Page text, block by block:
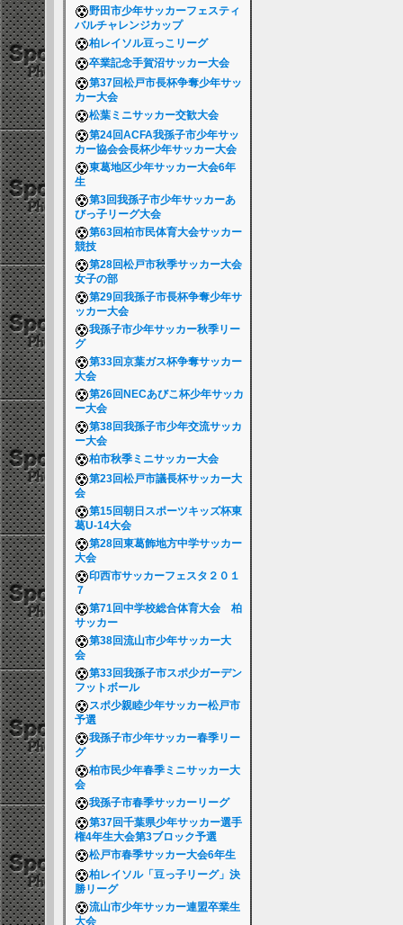
野田市少年サッカーフェスティ
バルチャレンジカップ
柏レイソル豆っこリーグ
卒業記念手賀沼サッカー大会
第37回松戸市長杯争奪少年サッ
カー大会
松葉ミニサッカー交歓大会
第24回ACFA我孫子市少年サッ
カー協会会長杯少年サッカー大会
東葛地区少年サッカー大会6年
生
第3回我孫子市少年サッカーあ
びっ子リーグ大会
第63回柏市民体育大会サッカー
競技
第28回松戸市秋季サッカー大会
女子の部
第29回我孫子市長杯争奪少年サ
ッカー大会
我孫子市少年サッカー秋季リー
グ
第33回京葉ガス杯争奪サッカー
大会
第26回NECあびこ杯少年サッカ
ー大会
第38回我孫子市少年交流サッカ
ー大会
柏市秋季ミニサッカー大会
第23回松戸市議長杯サッカー大
会
第15回朝日スポーツキッズ杯東
葛U-14大会
第28回東葛飾地方中学サッカー
大会
印西市サッカーフェスタ２０１
７
第71回中学校総合体育大会 柏
サッカー
第38回流山市少年サッカー大
会
第33回我孫子市スポ少ガーデン
フットボール
スポ少親睦少年サッカー松戸市
予選
我孫子市少年サッカー春季リー
グ
柏市民少年春季ミニサッカー大
会
我孫子市春季サッカーリーグ
第37回千葉県少年サッカー選手
権4年生大会第3ブロック予選
松戸市春季サッカー大会6年生
柏レイソル「豆っ子リーグ」決
勝リーグ
流山市少年サッカー連盟卒業生
大会